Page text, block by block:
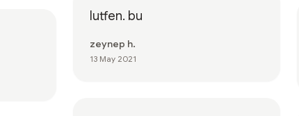
lutfen. bu
zeynep h.
13 May 2021